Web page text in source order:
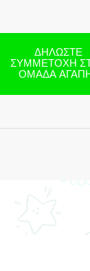
ΔΗΛΏΣΤΕ
ΣΥΜΜΕΤΟΧΉ
ΟΜΆΔΑ